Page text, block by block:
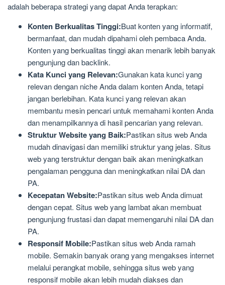
adalah beberapa strategi yang dapat Anda terapkan:
Konten Berkualitas Tinggi:Buat konten yang informatif,
bermanfaat, dan mudah dipahami oleh pembaca Anda.
Konten yang berkualitas tinggi akan menarik lebih banyak
pengunjung dan backlink.
Kata Kunci yang Relevan:Gunakan kata kunci yang
relevan dengan niche Anda dalam konten Anda, tetapi
jangan berlebihan. Kata kunci yang relevan akan
membantu mesin pencari untuk memahami konten Anda
dan menampilkannya di hasil pencarian yang relevan.
Struktur Website yang Baik:Pastikan situs web Anda
mudah dinavigasi dan memiliki struktur yang jelas. Situs
web yang terstruktur dengan baik akan meningkatkan
pengalaman pengguna dan meningkatkan nilai DA dan
PA.
Kecepatan Website:Pastikan situs web Anda dimuat
dengan cepat. Situs web yang lambat akan membuat
pengunjung frustasi dan dapat memengaruhi nilai DA dan
PA.
Responsif Mobile:Pastikan situs web Anda ramah
mobile. Semakin banyak orang yang mengakses internet
melalui perangkat mobile, sehingga situs web yang
responsif mobile akan lebih mudah diakses dan